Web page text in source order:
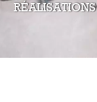
RÉALISATIONS